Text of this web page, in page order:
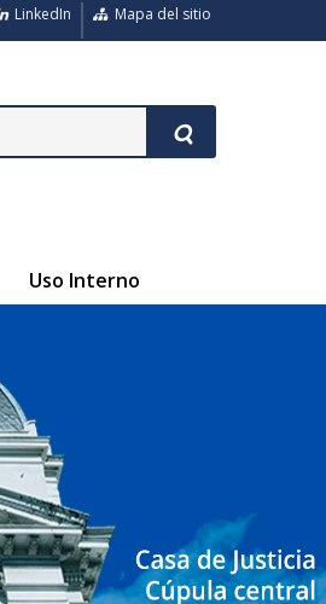
Mapa del sitio
LinkedIn
Uso Interno